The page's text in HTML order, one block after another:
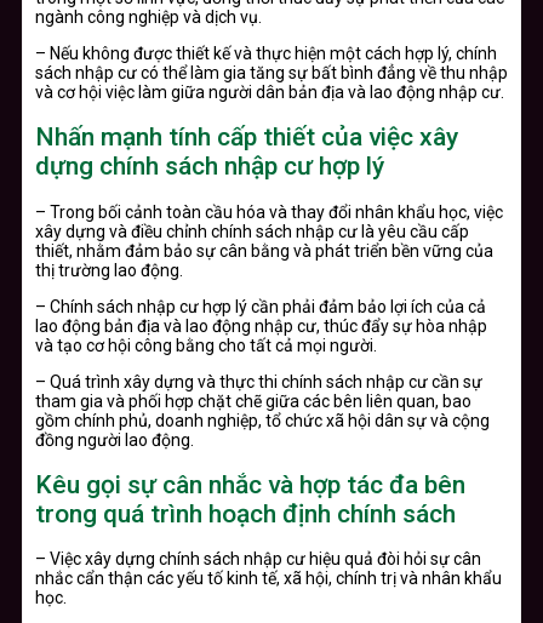
ngành công nghiệp và dịch vụ.
– Nếu không được thiết kế và thực hiện một cách hợp lý, chính
sách nhập cư có thể làm gia tăng sự bất bình đẳng về thu nhập
và cơ hội việc làm giữa người dân bản địa và lao động nhập cư.
Nhấn mạnh tính cấp thiết của việc xây
dựng chính sách nhập cư hợp lý
– Trong bối cảnh toàn cầu hóa và thay đổi nhân khẩu học, việc
xây dựng và điều chỉnh chính sách nhập cư là yêu cầu cấp
thiết, nhằm đảm bảo sự cân bằng và phát triển bền vững của
thị trường lao động.
– Chính sách nhập cư hợp lý cần phải đảm bảo lợi ích của cả
lao động bản địa và lao động nhập cư, thúc đẩy sự hòa nhập
và tạo cơ hội công bằng cho tất cả mọi người.
– Quá trình xây dựng và thực thi chính sách nhập cư cần sự
tham gia và phối hợp chặt chẽ giữa các bên liên quan, bao
gồm chính phủ, doanh nghiệp, tổ chức xã hội dân sự và cộng
đồng người lao động.
Kêu gọi sự cân nhắc và hợp tác đa bên
trong quá trình hoạch định chính sách
– Việc xây dựng chính sách nhập cư hiệu quả đòi hỏi sự cân
nhắc cẩn thận các yếu tố kinh tế, xã hội, chính trị và nhân khẩu
học.